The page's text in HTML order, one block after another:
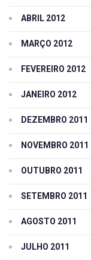
ABRIL 2012
MARÇO 2012
FEVEREIRO 2012
JANEIRO 2012
DEZEMBRO 2011
NOVEMBRO 2011
OUTUBRO 2011
SETEMBRO 2011
AGOSTO 2011
JULHO 2011